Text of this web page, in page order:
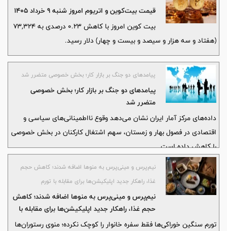
قیمت بیت‌کوین و اتریوم امروز شنبه ۹ خرداد ۱۴۰۵
بیت کوین امروز با کاهش 0.23 درصدی به 73,324
(هفتاد و سه هزار و سیصد و بیست و چهار) دلار رسید.
پیامدهای دو جنگ بر بازار کار؛ بخش خصوصی متضرر شد
پیامدهای دو جنگ بر بازار کار؛ بخش خصوصی
متضرر شد
داده‌های مرکز آمار ایران نشان می‌دهد وقوع نااطمینانی‌های سیاسی و
اقتصادی در فصول بهار و زمستان، سهم اشتغال کارکنان در بخش خصوصی
را کاهش داده است
نیم‌پرس و مینی‌پرس به منوها اضافه شدند؛ کاهش حجم
غذا، راهکار جدید اپلیکیشن‌ها برای مقابله با تورم
نیم‌پرس و مینی‌پرس به منوها اضافه شدند؛ کاهش
حجم غذا، راهکار جدید اپلیکیشن‌ها برای مقابله با
تورم
تورم سنگین خوراکی‌ها فقط سفره خانوار را کوچک نکرده؛ منوی رستوران‌ها